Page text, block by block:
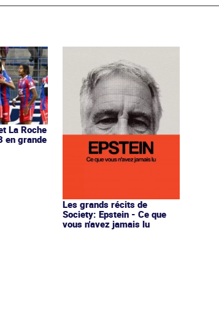
La Roche
en grande
Les grands récits de
Society: Epstein - Ce que
vous n'avez jamais lu